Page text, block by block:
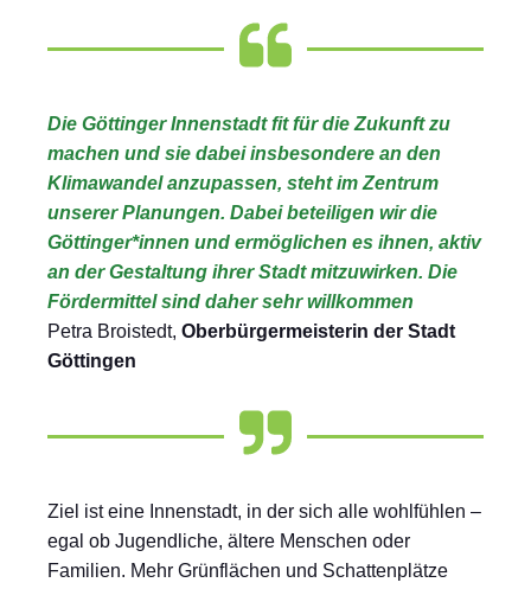
Die Göttinger Innenstadt fit für die Zukunft zu
machen und sie dabei insbesondere an den
Klimawandel anzupassen, steht im Zentrum
unserer Planungen. Dabei beteiligen wir die
Göttinger*innen und ermöglichen es ihnen, aktiv
an der Gestaltung ihrer Stadt mitzuwirken. Die
Fördermittel sind daher sehr willkommen
Petra Broistedt, Oberbürgermeisterin der Stadt
Göttingen
Ziel ist eine Innenstadt, in der sich alle wohlfühlen –
egal ob Jugendliche, ältere Menschen oder
Familien. Mehr Grünflächen und Schattenplätze